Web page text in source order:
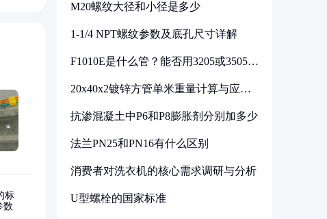
M20螺纹大径和小径是多少
1-1/4 NPT螺纹参数及底孔尺寸详解
F1010E是什么管？能否用3205或3505代
20x40x2镀锌方管单米重量计算与应用
抗渗混凝土中P6和P8膨胀剂分别加多少
法兰PN25和PN16有什么区别
消费者对洗衣机的核心需求调研与分析
U型螺栓的国家标准